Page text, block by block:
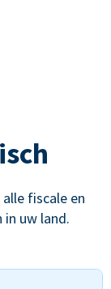
fiscale en
uw land.